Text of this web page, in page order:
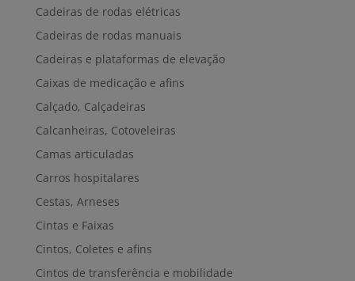
Cadeiras de rodas elétricas
Cadeiras de rodas manuais
Cadeiras e plataformas de elevação
Caixas de medicação e afins
Calçado, Calçadeiras
Calcanheiras, Cotoveleiras
Camas articuladas
Carros hospitalares
Cestas, Arneses
Cintas e Faixas
Cintos, Coletes e afins
Cintos de transferência e mobilidade